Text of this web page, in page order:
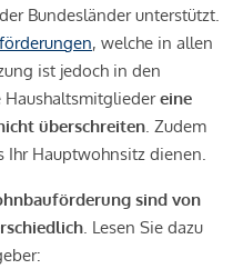
Bundesländer unterstützt.
, welche in allen
ist jedoch in den
Haushaltsmitgliedereine
überschreiten. Zudem
Ihr Hauptwohnsitz dienen.
sind von
. Lesen Sie dazu